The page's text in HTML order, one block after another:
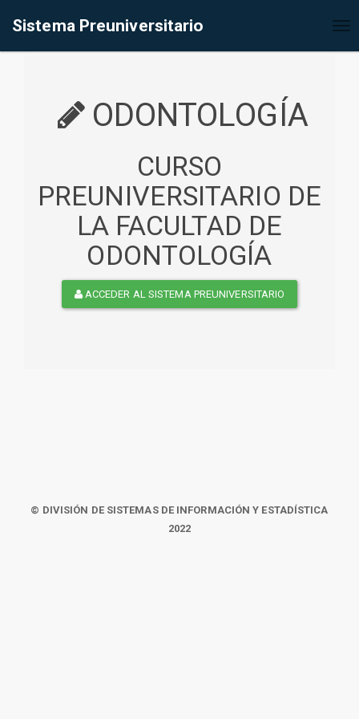
Sistema Preuniversitario
ODONTOLOGÍA
CURSO
PREUNIVERSITARIO DE
LA FACULTAD DE
ODONTOLOGÍA
ACCEDER AL SISTEMA PREUNIVERSITARIO
© DIVISIÓN DE SISTEMAS DE INFORMACIÓN Y ESTADÍSTICA
2022